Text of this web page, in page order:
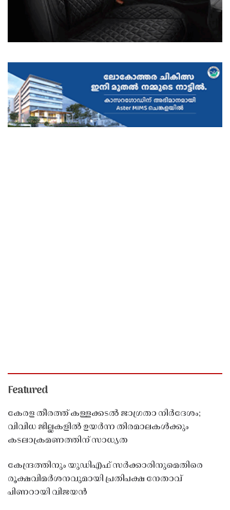
Featured
കേരള തീരത്ത് കള്ളക്കടൽ ജാഗ്രതാ നിർദേശം;
വിവിധ ജില്ലകളിൽ ഉയർന്ന തിരമാലകൾക്കും
കടലാക്രമണത്തിന് സാധ്യത
കേന്ദ്രത്തിനും യുഡിഎഫ് സർക്കാരിനുമെതിരെ
രൂക്ഷവിമർശനവുമായി പ്രതിപക്ഷ നേതാവ്
പിണറായി വിജയൻ